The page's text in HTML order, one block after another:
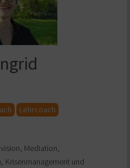
Lehrcoach
Mediation,
Krisenmanagement und